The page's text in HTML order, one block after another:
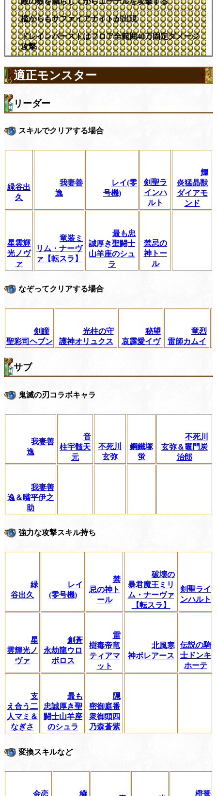
檻からもサファイアナイトが出現
ドレインバーストはフロア全範囲40万固定ダメージ
攻撃
適正モンスター
リーダー
スキルでクリアする場合
緑谷出
久
我妻善
逸
レイ(零
号機)
剣聖ラ
インハ
ルト
輝
炎猛晶獣
ダイアモ
ンド
星雲輝
光ノヴ
ァ
竜装ミ
リム・ナーヴ
ァ【転スラ】
最も忠
誠厚き聖闘士
山羊座のシュ
ラ
禁忌の
神トー
ル
なぞってクリアする場合
剣瞳
聖彩司ヘブン
光柱の守
護神オリュクス
秘望
哀霹愛イヴ
竜烈
雷師カムイ
サブ
鬼滅の刃コラボキャラ
我妻善
逸
音
柱宇髄天
元
不死川
玄弥
鋼鐵塚
蛍
不死川
玄弥＆竈門炭
治郎
我妻善
逸＆嘴平伊之
助
強力な攻撃スキル持ち
緑
谷出久
レイ
(零号機)
禁
忌の神ト
ール
破壊の
暴君魔王ミリ
ム・ナーヴァ
【転スラ】
剣聖ライ
ンハルト
星
雲輝光ノ
ヴァ
創蒼
永劫龍ウロ
ボロス
雷
樹毒帝竜
ティアマ
ット
北風寒
神ボレアース
伝説の騎
士ドンキ
ホーテ
支
え合う二
人マミ＆
なぎさ
最も
忠誠厚き聖
闘士山羊座
のシュラ
隠
密御庭番
衆御頭四
乃森蒼紫
変換スキルなど
金恋 穢 橙弩